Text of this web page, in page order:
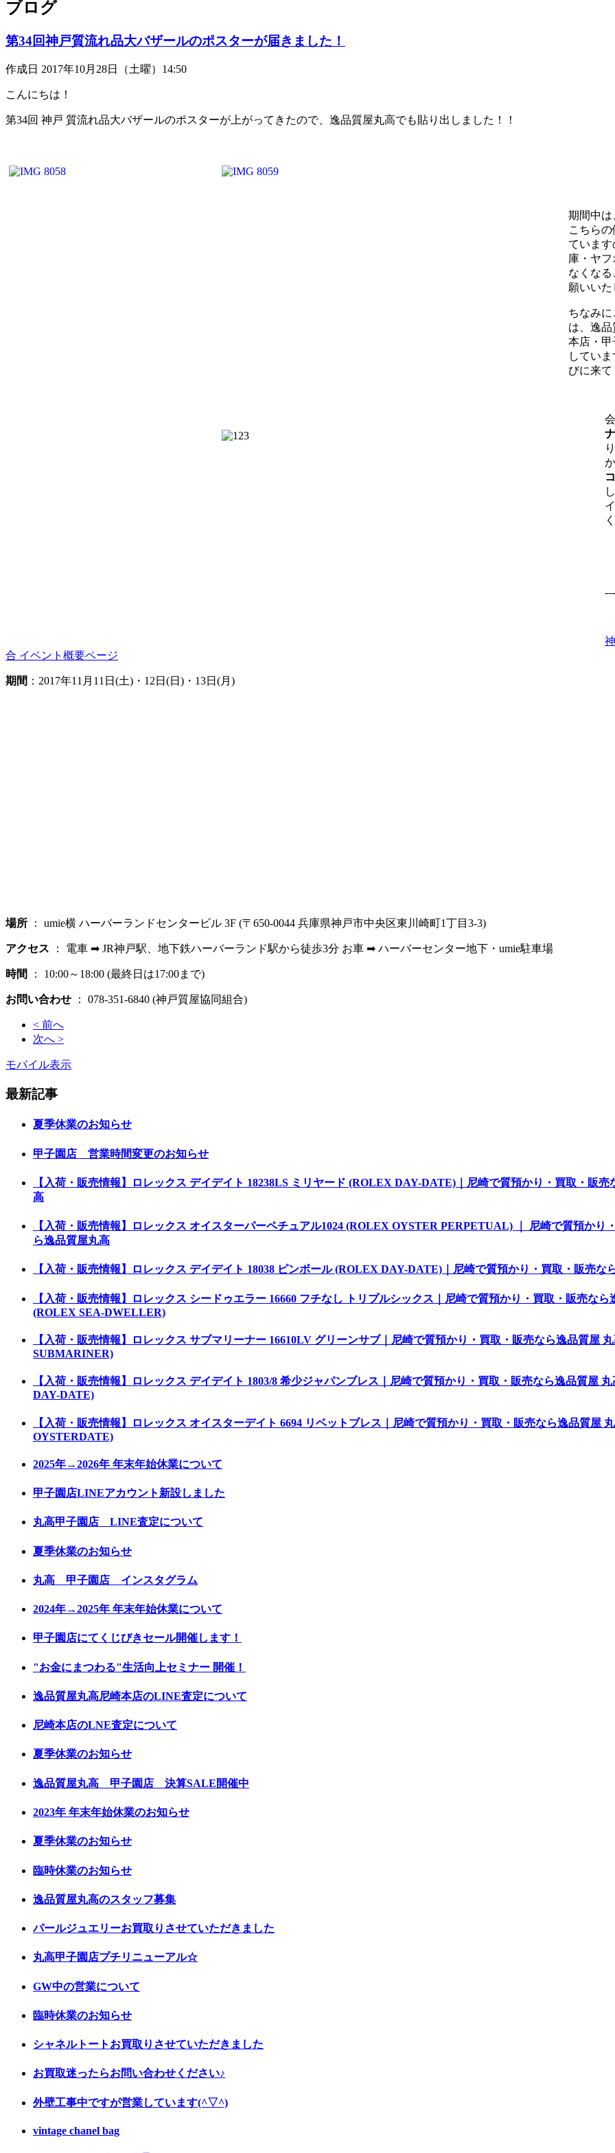
ブログ
第34回神戸質流れ品大バザールのポスターが届きました！
作成日 2017年10月28日（土曜）14:50
こんにちは！
第34回 神戸 質流れ品大バザールのポスターが上がってきたので、逸品質屋丸高でも貼り出しました！！
期間中は
こちら
ています
庫・ヤ
なくな
願いいた
ちなみ
は、逸
本店・甲
してい
びに来て
合 イベント概要ページ
期間 ：2017年11月11日(土)・12日(日)・13日(月)
場所 ： umie横 ハーバーランドセンタービル 3F (〒650-0044 兵庫県神戸市中央区東川崎町1丁目3-3)
アクセス ： 電車 ➡ JR神戸駅、地下鉄ハーバーランド駅から徒歩3分 お車 ➡ ハーバーセンター地下・umie駐車場
時間 ： 10:00～18:00 (最終日は17:00まで)
お問い合わせ ： 078-351-6840 (神戸質屋協同組合)
< 前へ
次へ >
モバイル表示
最新記事
夏季休業のお知らせ
甲子園店 営業時間変更のお知らせ
【入荷・販売情報】ロレックス デイデイト 18238LS ミリヤード (ROLEX DAY-DATE)｜尼崎で質預かり・買取・販売
高
【入荷・販売情報】ロレックス オイスターパーペチュアル1024 (ROLEX OYSTER PERPETUAL) ｜ 尼崎で質預かり
ら逸品質屋丸高
【入荷・販売情報】ロレックス デイデイト 18038 ピンボール (ROLEX DAY-DATE)｜尼崎で質預かり・買取・販売な
【入荷・販売情報】ロレックス シードゥエラー 16660 フチなし トリプルシックス｜尼崎で質預かり・買取・販売なら
(ROLEX SEA-DWELLER)
【入荷・販売情報】ロレックス サブマリーナー 16610LV グリーンサブ｜尼崎で質預かり・買取・販売なら逸品質屋
SUBMARINER)
【入荷・販売情報】ロレックス デイデイト 1803/8 希少ジャパンブレス｜尼崎で質預かり・買取・販売なら逸品質屋
DAY-DATE)
【入荷・販売情報】ロレックス オイスターデイト 6694 リベットブレス｜尼崎で質預かり・買取・販売なら逸品質屋
OYSTERDATE)
2025年→2026年 年末年始休業について
甲子園店LINEアカウント新設しました
丸高甲子園店 LINE査定について
夏季休業のお知らせ
丸高 甲子園店 インスタグラム
2024年→2025年 年末年始休業について
甲子園店にてくじびきセール開催します！
"お金にまつわる"生活向上セミナー 開催！
逸品質屋丸高尼崎本店のLINE査定について
尼崎本店のLNE査定について
夏季休業のお知らせ
逸品質屋丸高 甲子園店 決算SALE開催中
2023年 年末年始休業のお知らせ
夏季休業のお知らせ
臨時休業のお知らせ
逸品質屋丸高のスタッフ募集
パールジュエリーお買取りさせていただきました
丸高甲子園店プチリニューアル☆
GW中の営業について
臨時休業のお知らせ
シャネルトートお買取りさせていただきました
お買取迷ったらお問い合わせください♪
外壁工事中ですが営業しています(^▽^)
vintage chanel bag